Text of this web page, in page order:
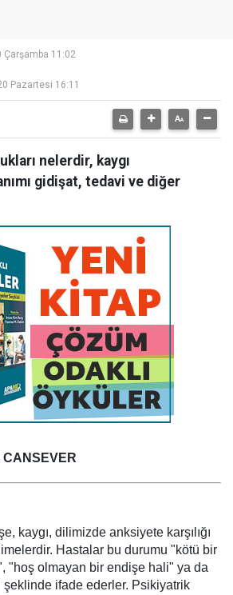
Çarşamba 11:02
Pazartesi 16:11
nelerdir, kaygı
gidişat, tedavi ve diğer
kaygı, dilimizde anksiyete karşılığı
Hastalar bu durumu "kötü bir
"hoş olmayan bir endişe hali" ya da
ifade ederler. Psikiyatrik